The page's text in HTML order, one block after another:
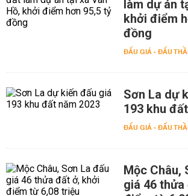
làm dự án
khởi điểm
đồng
ĐẤU GIÁ - ĐẤU
Sơn La dự
193 khu
ĐẤU GIÁ - ĐẤU
Mộc Châu,
giá 46